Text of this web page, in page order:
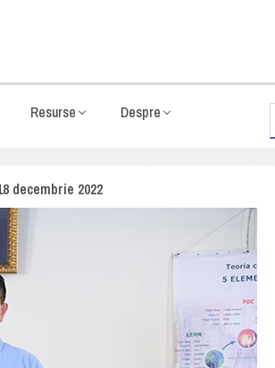
Resurse Despre
decembrie 2022